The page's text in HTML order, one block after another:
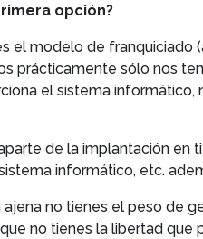
opción?
el modelo de franquiciado
prácticamente sólo nos
el sistema
de la implantación
informático, etc.
no tienes el peso de
no tienes la libertad que